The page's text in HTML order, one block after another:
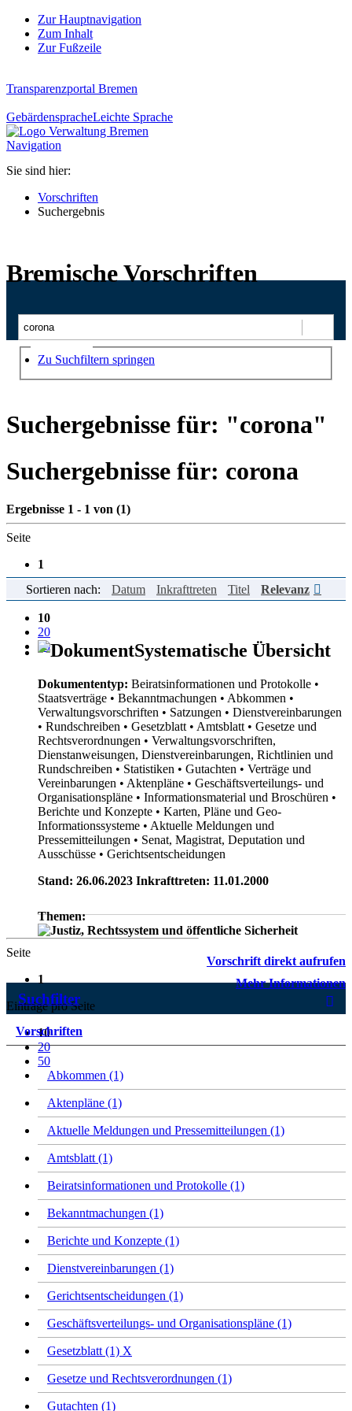
Zur Hauptnavigation
Zum Inhalt
Zur Fußzeile
Transparenzportal Bremen
GebärdenspracheLeichte Sprache
Navigation
Sie sind hier:
Vorschriften
Suchergebnis
Bremische Vorschriften
Suchen
Zu Suchfiltern springen
Suchergebnisse für: "corona"
Suchergebnisse für: corona
Ergebnisse 1 - 1 von (1)
Seite
1
Einträge pro Seite
10
20
50
Sortieren nach: Datum Inkrafttreten Titel Relevanz
Systematische Übersicht
Dokumententyp: Beiratsinformationen und Protokolle •
Staatsverträge • Bekanntmachungen • Abkommen •
Verwaltungsvorschriften • Satzungen • Dienstvereinbarungen
• Rundschreiben • Gesetzblatt • Amtsblatt • Gesetze und
Rechtsverordnungen • Verwaltungsvorschriften,
Dienstanweisungen, Dienstvereinbarungen, Richtlinien und
Rundschreiben • Statistiken • Gutachten • Verträge und
Vereinbarungen • Aktenpläne • Geschäftsverteilungs- und
Organisationspläne • Informationsmaterial und Broschüren •
Berichte und Konzepte • Karten, Pläne und Geo-
Informationssysteme • Aktuelle Meldungen und
Pressemitteilungen • Senat, Magistrat, Deputation und
Ausschüsse • Gerichtsentscheidungen
Stand: 26.06.2023 Inkrafttreten: 11.01.2000
Themen:
Vorschrift direkt aufrufen
Mehr Informationen
Seite
1
Einträge pro Seite
10
20
50
Suchfilter
Vorschriften
Abkommen (1)
Aktenpläne (1)
Aktuelle Meldungen und Pressemitteilungen (1)
Amtsblatt (1)
Beiratsinformationen und Protokolle (1)
Bekanntmachungen (1)
Berichte und Konzepte (1)
Dienstvereinbarungen (1)
Gerichtsentscheidungen (1)
Geschäftsverteilungs- und Organisationspläne (1)
Gesetzblatt (1) X
Gesetze und Rechtsverordnungen (1)
Gutachten (1)